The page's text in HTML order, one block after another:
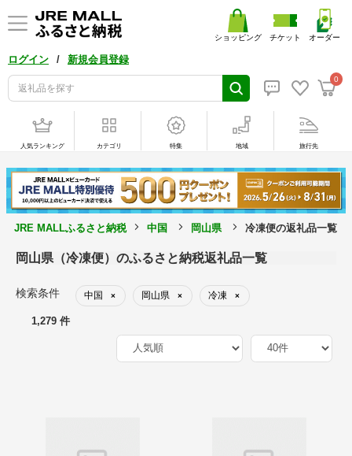
ログイン / 新規会員登録
0
ショッピング チケット オーダー
人気ランキング カテゴリ 特集 地域 旅行先
JRE MALLふるさと納税 中国 岡山県 冷凍便の返礼品一覧
岡山県（冷凍便）のふるさと納税返礼品一覧
検索条件 中国 × 岡山県 × 冷凍 ×
1,279 件